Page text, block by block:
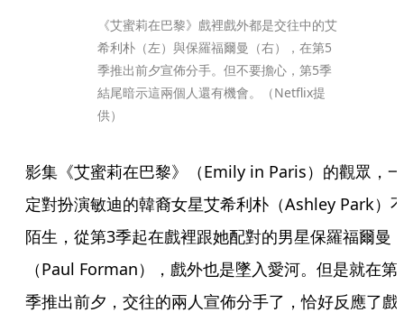
《艾蜜莉在巴黎》戲裡戲外都是交往中的艾
希利朴（左）與保羅福爾曼（右），在第5
季推出前夕宣佈分手。但不要擔心，第5季
結尾暗示這兩個人還有機會。（Netflix提
供）
影集《艾蜜莉在巴黎》（Emily in Paris）的觀眾，一
定對扮演敏迪的韓裔女星艾希利朴（Ashley Park）
陌生，從第3季起在戲裡跟她配對的男星保羅福爾曼
（Paul Forman），戲外也是墜入愛河。但是就在第
季推出前夕，交往的兩人宣佈分手了，恰好反應了戲